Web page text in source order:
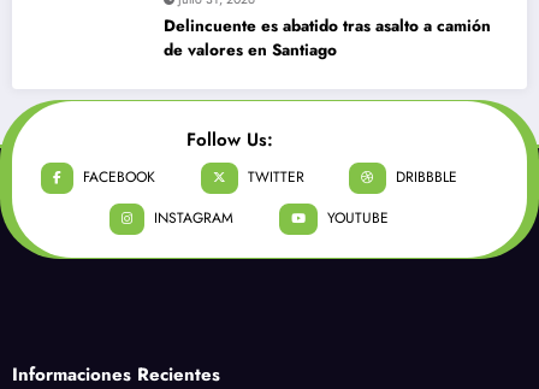
Delincuente es abatido tras asalto a camión
de valores en Santiago
Follow Us:
FACEBOOK TWITTER
DRIBBBLE
INSTAGRAM
YOUTUBE
Informaciones Recientes